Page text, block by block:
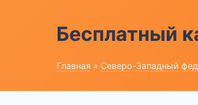
Бесплатный
Главная » Северо-Западный